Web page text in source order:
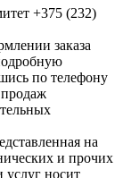
+375 (232)
заказа
по телефону
на
и прочих
услуг носит